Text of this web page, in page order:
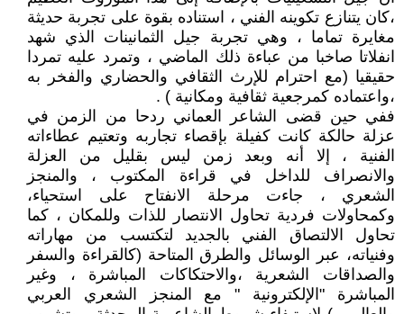
،كان يتنازع تكوينه الفني ، استناده بقوة على تجربة حديثة
مغايرة تماما ، وهي تجربة جيل الثمانينات الذي شهد
انفلاتا صاخبا من عباءة ذلك الماضي ، وتمرد عليه تمردا
حقيقيا (مع احترام للإرث الثقافي والحضاري والفخر به
،واعتماده كمرجعية ثقافية ومكانية ) .
ففي حين قضى الشاعر العماني ردحا من الزمن في
عزلة حالكة كانت كفيلة بإقصاء تجاربه وتعتيم عطاءاته
الفنية ، إلا أنه وبعد زمن ليس بقليل من العزلة
والانصراف للداخل في قراءة المكتوب ، والمنجز
الشعري ، جاءت مرحلة الانفتاح على استحياء،
وكمحاولات فردية تحاول الانتصار للذات وللمكان ، كما
تحاول الالتصاق الفني بالجديد لتكتسب من مهاراته
وفنياته، عبر الوسائل والطرق المتاحة (كالقراءة والسفر
والصداقات الشعرية ،والاحتكاكات المباشرة ، وغير
المباشرة "الإلكترونية " مع المنجز الشعري العربي